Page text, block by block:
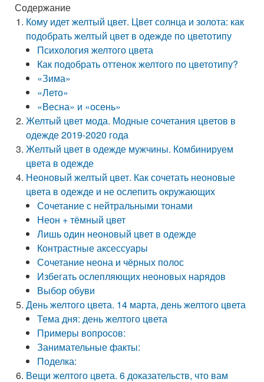
Содержание
Кому идет желтый цвет. Цвет солнца и золота: как
подобрать желтый цвет в одежде по цветотипу
Психология желтого цвета
Как подобрать оттенок желтого по цветотипу?
«Зима»
«Лето»
«Весна» и «осень»
Желтый цвет мода. Модные сочетания цветов в
одежде 2019-2020 года
Желтый цвет в одежде мужчины. Комбинируем
цвета в одежде
Неоновый желтый цвет. Как сочетать неоновые
цвета в одежде и не ослепить окружающих
Сочетание с нейтральными тонами
Неон + тёмный цвет
Лишь один неоновый цвет в одежде
Контрастные аксессуары
Сочетание неона и чёрных полос
Избегать ослепляющих неоновых нарядов
Выбор обуви
День желтого цвета. 14 марта, день желтого цвета
Тема дня: день желтого цвета
Примеры вопросов:
Занимательные факты:
Поделка:
Вещи желтого цвета. 6 доказательств, что вам